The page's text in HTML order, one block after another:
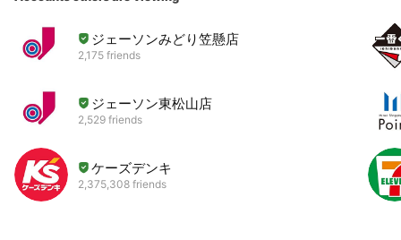
ジェーソンみどり笠懸店
2,175 friends
ジェーソン東松山店
2,529 friends
ケーズデンキ
2,375,308 friends